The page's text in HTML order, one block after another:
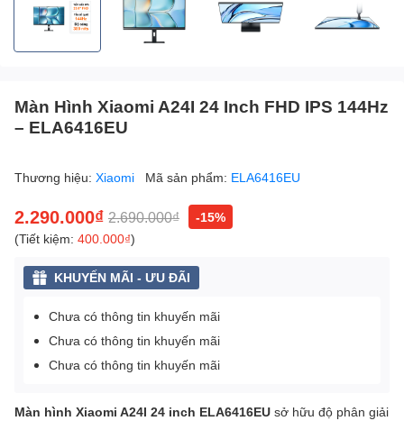
Màn Hình Xiaomi A24I 24 Inch FHD IPS 144Hz
– ELA6416EU
Thương hiệu: Xiaomi Mã sản phẩm: ELA6416EU
2.290.000₫ 2.690.000₫
-15%
(Tiết kiệm: 400.000₫)
KHUYẾN MÃI - ƯU ĐÃI
Chưa có thông tin khuyến mãi
Chưa có thông tin khuyến mãi
Chưa có thông tin khuyến mãi
Màn hình Xiaomi A24I 24 inch ELA6416EU sở hữu độ phân giải